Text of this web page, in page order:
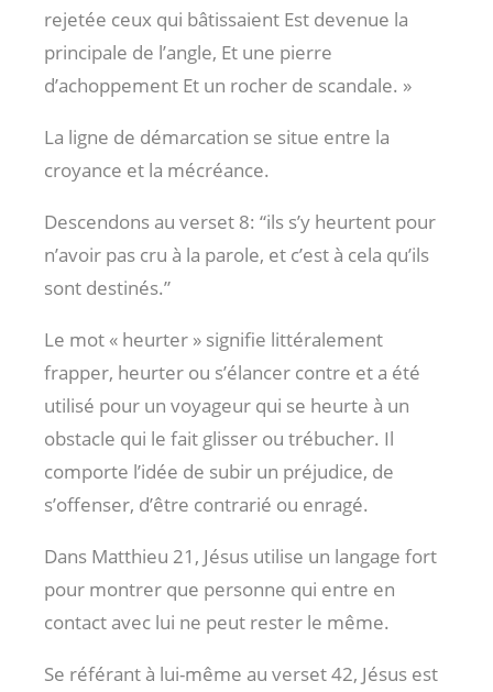
rejetée ceux qui bâtissaient Est devenue la
principale de l’angle, Et une pierre
d’achoppement Et un rocher de scandale. »
La ligne de démarcation se situe entre la
croyance et la mécréance.
Descendons au verset 8: “ils s’y heurtent pour
n’avoir pas cru à la parole, et c’est à cela qu’ils
sont destinés.”
Le mot « heurter » signifie littéralement
frapper, heurter ou s’élancer contre et a été
utilisé pour un voyageur qui se heurte à un
obstacle qui le fait glisser ou trébucher. Il
comporte l’idée de subir un préjudice, de
s’offenser, d’être contrarié ou enragé.
Dans Matthieu 21 , Jésus utilise un langage fort
pour montrer que personne qui entre en
contact avec lui ne peut rester le même.
Se référant à lui-même au verset 42, Jésus est